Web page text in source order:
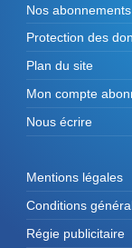
Nos abonnements
Protection des
Plan du site
Mon compte
Nous écrire
Mentions légales
Conditions
Régie publicitaire